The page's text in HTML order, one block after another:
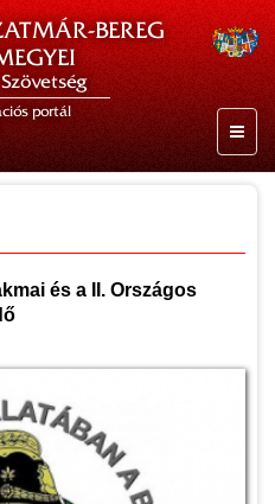
BEREG
portál
és a II. Országos